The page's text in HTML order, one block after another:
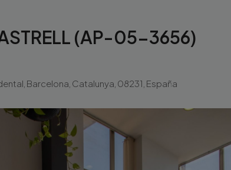
(AP-05-3656)
Barcelona, Catalunya, 08231, España